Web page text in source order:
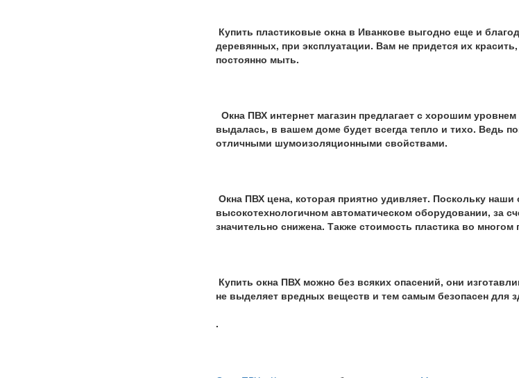
Купить пластиковые окна в Иванкове выгодно еще и
деревянных, при эксплуатации. Вам не придется их
постоянно мыть.
Окна ПВХ интернет магазин предлагает с хорошим
выдалась, в вашем доме будет всегда тепло и тихо. Ведь
отличными шумоизоляционными свойствами.
Окна ПВХ цена, которая приятно удивляет. Поскольку наши
высокотехнологичном автоматическом оборудовании, за
значительно снижена. Также стоимость пластика во
Купить окна ПВХ можно без всяких опасений, они
не выделяет вредных веществ и тем самым безопасен для
.